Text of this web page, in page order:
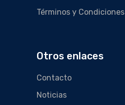
Términos y Condiciones
Otros enlaces
Contacto
Noticias